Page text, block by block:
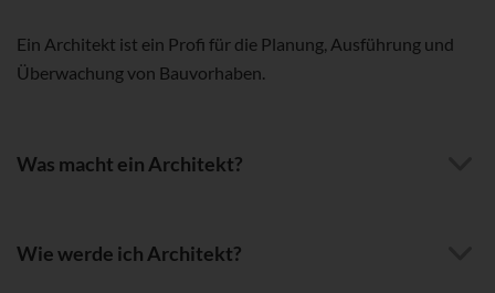
Ein Architekt ist ein Profi für die Planung, Ausführung und
Überwachung von Bauvorhaben.
Was macht ein Architekt?
Wie werde ich Architekt?